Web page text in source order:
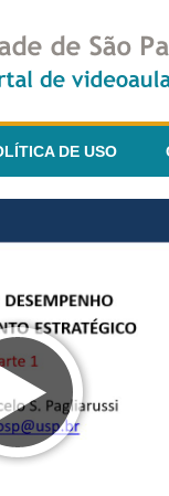
DE USO